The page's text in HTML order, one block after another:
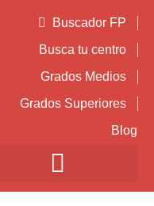
Buscador FP
Busca tu centro
Grados Medios
Grados Superiores
Blog